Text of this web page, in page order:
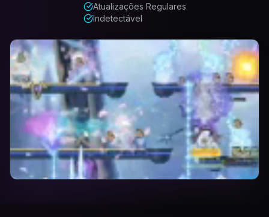
Atualizações Regulares
Indetectável